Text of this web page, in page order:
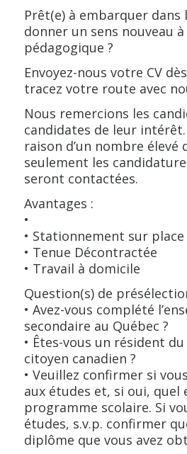
Prêt(e) à embarquer dans
donner un sens nouveau
pédagogique ?
Envoyez-nous votre CV
tracez votre route avec
Nous remercions les
candidates de leur
raison d’un nombre élevé
seulement les
seront contactées.
Avantages :
•
• Stationnement sur place
• Tenue Décontractée
• Travail à domicile
Question(s) de
• Avez-vous complété
secondaire au Québec ?
• Êtes-vous un résident
citoyen canadien ?
• Veuillez confirmer si
aux études et, si oui, quel
programme scolaire. Si
études, s.v.p. confirmer
diplôme que vous avez